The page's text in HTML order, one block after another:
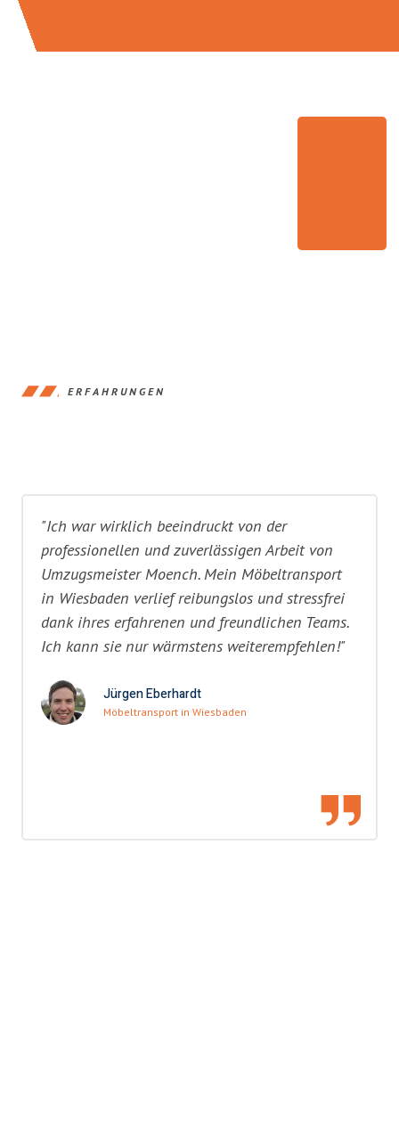
ERFAHRUNGEN
"Ich war wirklich beeindruckt von der
professionellen und zuverlässigen Arbeit von
Umzugsmeister Moench. Mein Möbeltransport
in Wiesbaden verlief reibungslos und stressfrei
dank ihres erfahrenen und freundlichen Teams.
Ich kann sie nur wärmstens weiterempfehlen!"
Jürgen Eberhardt
Möbeltransport in Wiesbaden